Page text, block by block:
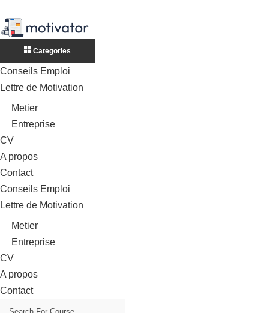
Categories
Conseils Emploi
Lettre de Motivation
Metier
Entreprise
CV
A propos
Contact
Conseils Emploi
Lettre de Motivation
Metier
Entreprise
CV
A propos
Contact